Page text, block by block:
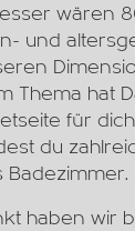
wären
und
Thema hat
für
du
Badezimmer.
haben wir